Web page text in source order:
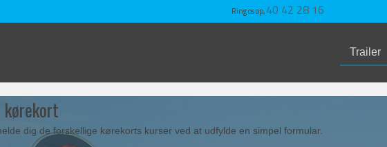
Ring os op,40 42 28 16
Trailer
dig de forskellige kørekorts kurser ved at udfylde en simpel formular.